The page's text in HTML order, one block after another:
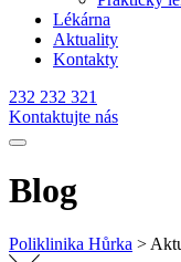
Lékárna
Aktuality
Kontakty
232 232 321
Kontaktujte nás
Blog
Poliklinika Hůrka >